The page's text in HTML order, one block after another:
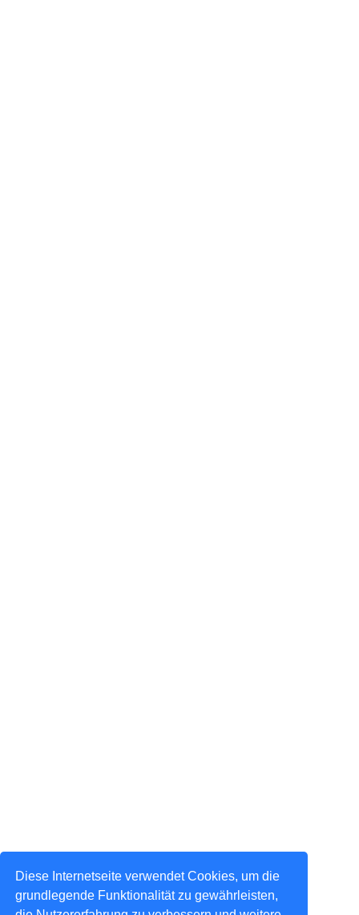
Diese Internetseite verwendet Cookies, um die
grundlegende Funktionalität zu gewährleisten,